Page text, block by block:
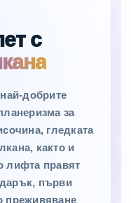
с
добрите
за
гледката
както и
лифта правят
първи
преживяване